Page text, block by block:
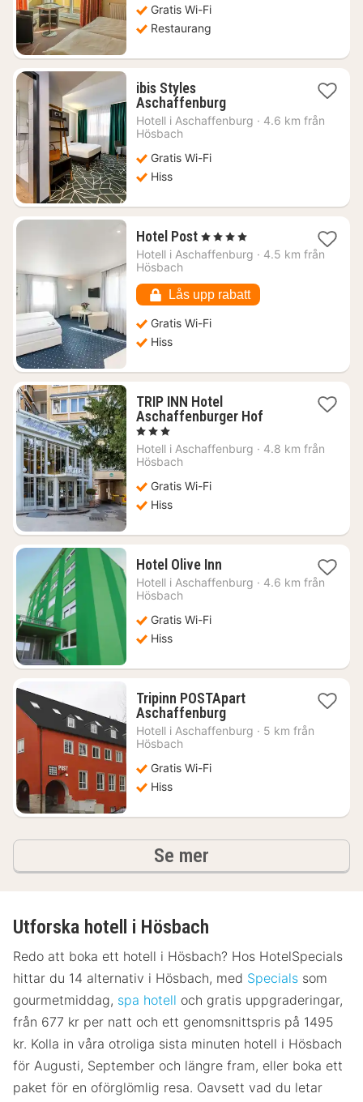
Gratis Wi-Fi
Restaurang
ibis Styles
Aschaffenburg1
natt
från
Hotell i Aschaffenburg · 4.6 km från
Hösbach
Gratis Wi-Fi
Hiss
Hotel Post1
natt
kr.
, 4 Stjärnor
Hotell i Aschaffenburg · 4.5 km från
Hösbach
Lås upp rabatt
Gratis Wi-Fi
Hiss
TRIP INN Hotel
Aschaffenburger Hof1
från
, 3 Stjärnor
Hotell i Aschaffenburg · 4.8 km från
Hösbach
Gratis Wi-Fi
Hiss
Hotel Olive Inn1
natt
Hotell i Aschaffenburg · 4.6 km från
Hösbach
Gratis Wi-Fi
Hiss
Tripinn POSTApart
Aschaffenburg1
natt
från
Hotell i Aschaffenburg · 5 km från
Hösbach
Gratis Wi-Fi
Hiss
Se mer
Utforska hotell i Hösbach
Redo att boka ett hotell i Hösbach? Hos HotelSpecials
hittar du 14 alternativ i Hösbach, med Specials som
gourmetmiddag, spa hotell och gratis uppgraderingar,
från 677 kr per natt och ett genomsnittspris på 1495
kr. Kolla in våra otroliga sista minuten hotell i Hösbach
för Augusti, September och längre fram, eller boka ett
paket för en oförglömlig resa. Oavsett vad du letar